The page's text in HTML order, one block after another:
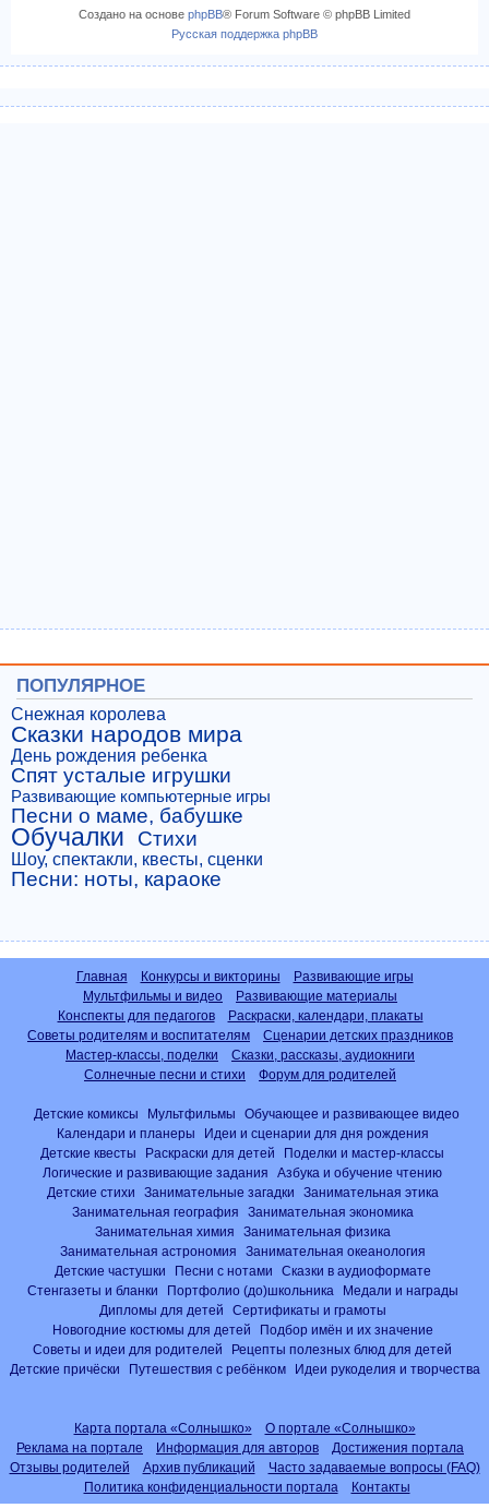
Создано на основе phpBB® Forum Software © phpBB Limited
Русская поддержка phpBB
ПОПУЛЯРНОЕ
Снежная королева
Сказки народов мира
День рождения ребенка
Спят усталые игрушки
Развивающие компьютерные игры
Песни о маме, бабушке
Обучалки Стихи
Шоу, спектакли, квесты, сценки
Песни: ноты, караоке
Главная Конкурсы и викторины
Развивающие игры
Мультфильмы и видео
Развивающие материалы
Конспекты для педагогов
Раскраски, календари, плакаты
Советы родителям и воспитателям
Сценарии детских праздников
Мастер-классы, поделки
Сказки, рассказы, аудиокниги
Солнечные песни и стихи
Форум для родителей
Детские комиксы Мультфильмы
Обучающее и развивающее видео
Календари и планеры
Идеи и сценарии для дня рождения
Детские квесты
Раскраски для детей
Поделки и мастер-классы
Логические и развивающие задания
Азбука и обучение чтению
Детские стихи
Занимательные загадки
Занимательная этика
Занимательная география
Занимательная экономика
Занимательная химия
Занимательная физика
Занимательная астрономия
Занимательная океанология
Детские частушки
Песни с нотами
Сказки в аудиоформате
Стенгазеты и бланки
Портфолио (до)школьника
Медали и награды
Дипломы для детей
Сертификаты и грамоты
Новогодние костюмы для детей
Подбор имён и их значение
Советы и идеи для родителей
Рецепты полезных блюд для детей
Детские причёски
Путешествия с ребёнком Идеи рукоделия и творчества
Карта портала «Солнышко»
О портале «Солнышко»
Реклама на портале
Информация для авторов
Достижения портала
Отзывы родителей
Архив публикаций
Часто задаваемые вопросы (FAQ)
Политика конфиденциальности портала
Контакты